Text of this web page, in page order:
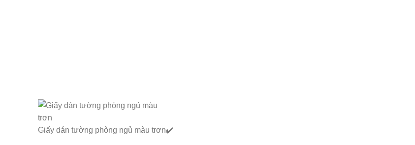
Giấy dán tường phòng ngủ màu trơn✔️